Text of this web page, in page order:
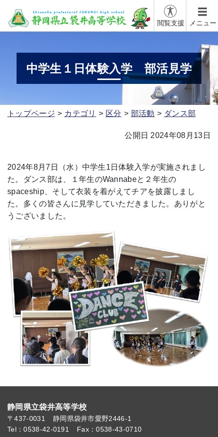
閲覧支援 メニュー
中学生１日体験入学 部活見学
トップページ カテゴリ 区分 部活動 ダンス部
公開日 2024年08月13日
2024年8月7日（水）中学生1日体験入学が実施されまし
た。ダンス部は、１年生のWannabeと２年生の
spaceship、そして衣装を着がえてチアを披露しまし
た。多くの皆さんに見学していただきました。ありがと
うございました。
静岡県立袋井高等学校
〒437-0031
静岡県袋井市愛野2446-1
Tel：0538-42-0191
Fax：0538-43-0710